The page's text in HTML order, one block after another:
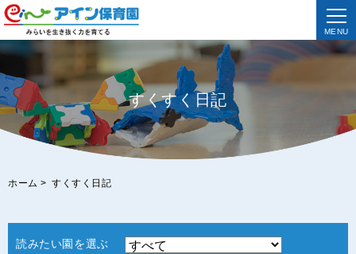
MENU
すくすく日記
ホーム > すくすく日記
読みたい園を選ぶ